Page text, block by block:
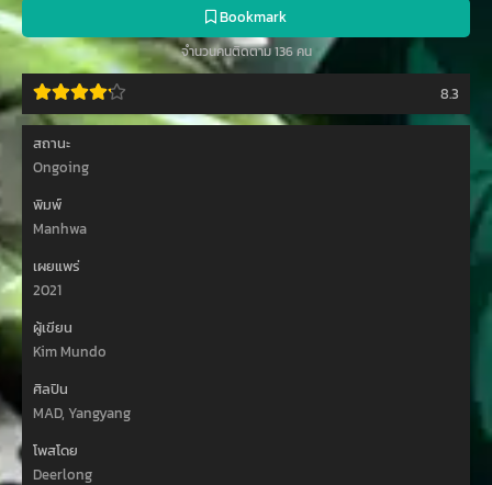
Bookmark
จำนวนคนติดตาม 136 คน
8.3
สถานะ
Ongoing
พิมพ์
Manhwa
เผยแพร่
2021
ผู้เขียน
Kim Mundo
ศิลปิน
MAD, Yangyang
โพสโดย
Deerlong